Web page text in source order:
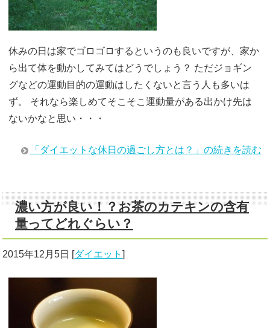
休みの日は家でゴロゴロするというのも良いですが、家か
ら出て体を動かしてみてはどうでしょう？ ただジョギン
グなどの運動目的の運動はしたくないと言う人も多いは
ず。 それなら楽しめてそこそこ運動量がある出かけ先は
ないかなと思い・・・
「ダイエットな休日の過ごし方とは？」の続きを読む
濃い方が良い！？お茶のカテキンの含有
量ってどれぐらい？
2015年12月5日 [ダイエット]